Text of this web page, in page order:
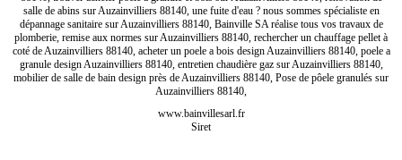
salle de abins sur Auzainvilliers 88140, une fuite d'eau ? nous sommes spécialiste en
dépannage sanitaire sur Auzainvilliers 88140, Bainville SA réalise tous vos travaux de
plomberie, remise aux normes sur Auzainvilliers 88140, rechercher un chauffage pellet à
coté de Auzainvilliers 88140, acheter un poele a bois design Auzainvilliers 88140, poele a
granule design Auzainvilliers 88140, entretien chaudière gaz sur Auzainvilliers 88140,
mobilier de salle de bain design près de Auzainvilliers 88140, Pose de pôele granulés sur
Auzainvilliers 88140,
www.bainvillesarl.fr
Siret